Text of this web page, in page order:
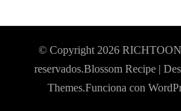
© Copyright 2026 RICHTOON
reservados.Blossom Recipe |
Themes.Funciona con